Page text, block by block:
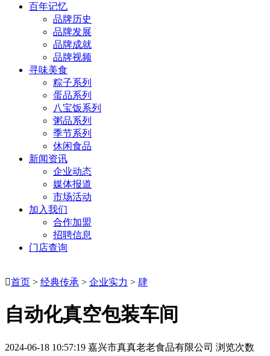
百年记忆
品牌历史
品牌发展
品牌成就
品牌视频
寻味美食
粽子系列
蛋品系列
八宝饭系列
粥品系列
季节系列
休闲食品
新闻资讯
企业动态
媒体报道
市场活动
加入我们
合作加盟
招聘信息
门店查询
首页 > 经典传承 > 企业实力 > 肆
自动化真空包装车间
2024-06-18 10:57:19 嘉兴市真真老老食品有限公司 浏览次数